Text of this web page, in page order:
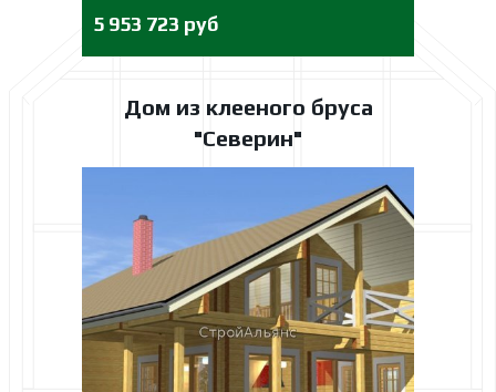
Дом из клееного бруса
"Северин"
5 953 723 руб